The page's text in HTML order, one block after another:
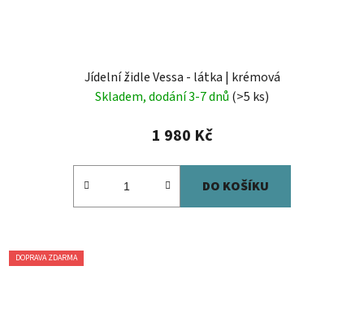
Jídelní židle Vessa - látka | krémová
Skladem, dodání 3-7 dnů (>5 ks)
1 980 Kč
DO KOŠÍKU
DOPRAVA ZDARMA